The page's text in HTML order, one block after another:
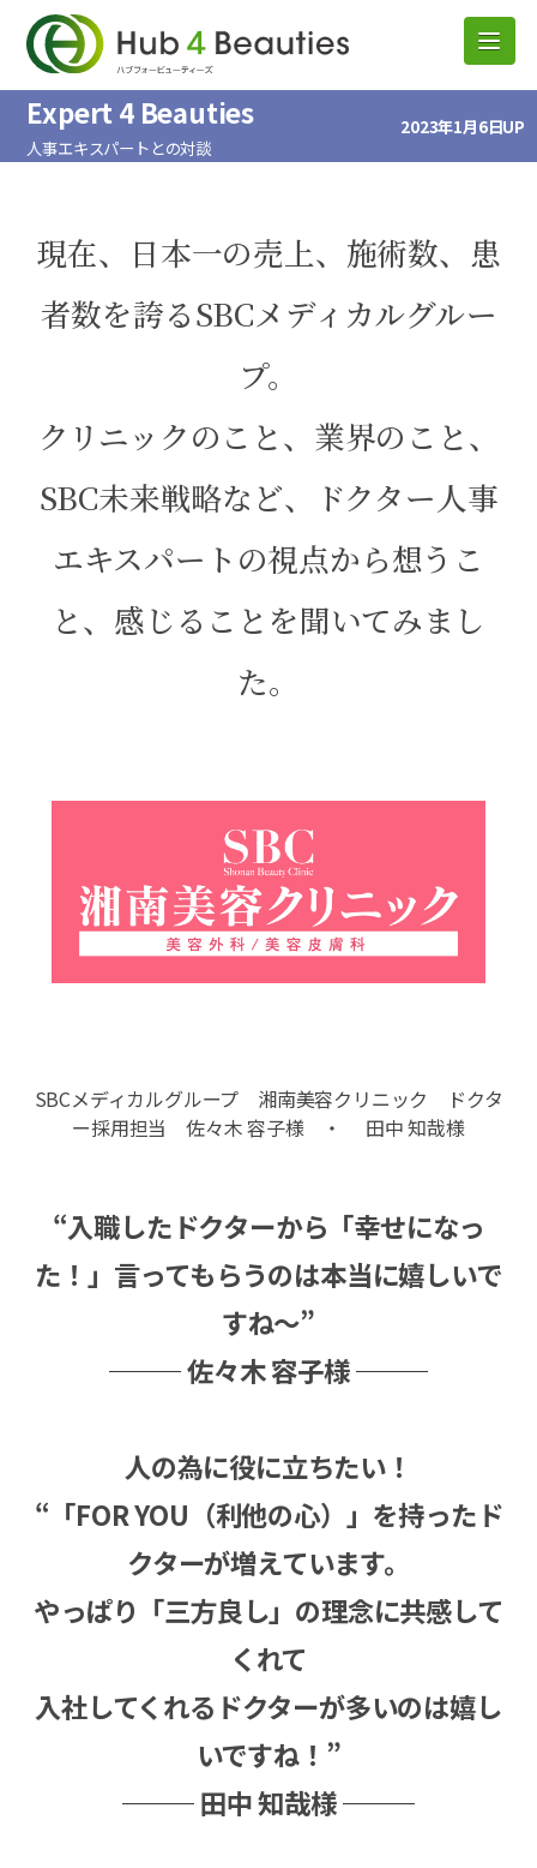
Expert 4 Beauties
人事エキスパートとの対談
2023年1月6日UP
現在、日本一の売上、施術数、患
者数を誇るSBCメディカルグルー
プ。
クリニックのこと、業界のこと、
SBC未来戦略など、ドクター人事
エキスパートの視点から想うこ
と、感じることを聞いてみまし
た。
SBCメディカルグループ 湘南美容クリニック ドクタ
ー採用担当佐々木 容子様 ・ 田中 知哉様
“入職したドクターから「幸せになっ
た！」言ってもらうのは本当に嬉しいで
すね～”
佐々木 容子様
人の為に役に立ちたい！
“「FOR YOU（利他の心）」を持ったド
クターが増えています。
やっぱり「三方良し」の理念に共感して
くれて
入社してくれるドクターが多いのは嬉し
いですね！”
田中 知哉様